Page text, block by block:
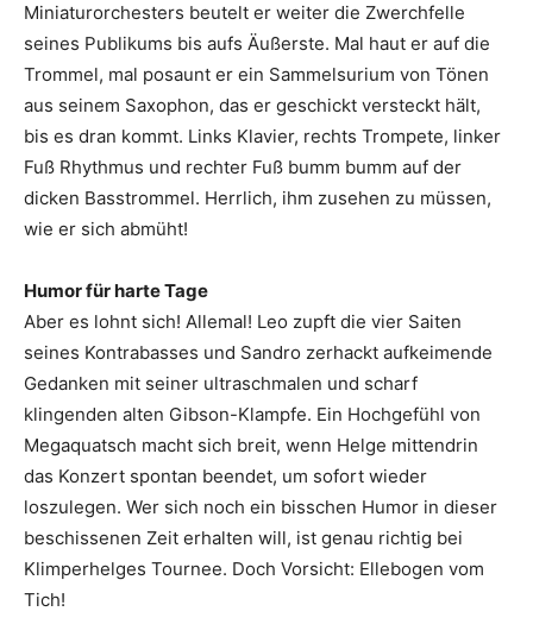
Miniaturorchesters beutelt er weiter die Zwerchfelle
seines Publikums bis aufs Äußerste. Mal haut er auf die
Trommel, mal posaunt er ein Sammelsurium von Tönen
aus seinem Saxophon, das er geschickt versteckt hält,
bis es dran kommt. Links Klavier, rechts Trompete, linker
Fuß Rhythmus und rechter Fuß bumm bumm auf der
dicken Basstrommel. Herrlich, ihm zusehen zu müssen,
wie er sich abmüht!
Humor für harte Tage
Aber es lohnt sich! Allemal! Leo zupft die vier Saiten
seines Kontrabasses und Sandro zerhackt aufkeimende
Gedanken mit seiner ultraschmalen und scharf
klingenden alten Gibson-Klampfe. Ein Hochgefühl von
Megaquatsch macht sich breit, wenn Helge mittendrin
das Konzert spontan beendet, um sofort wieder
loszulegen. Wer sich noch ein bisschen Humor in dieser
beschissenen Zeit erhalten will, ist genau richtig bei
Klimperhelges Tournee. Doch Vorsicht: Ellebogen vom
Tich!